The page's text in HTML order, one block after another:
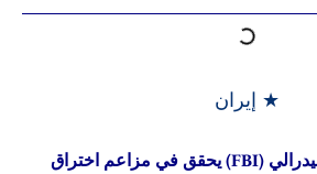
★ إيران
1.مكتب التحقيقات الفيدرالي (FBI) يحقق في مزاعم اختراق